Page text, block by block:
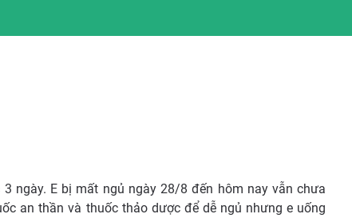
ngày. E bị mất ngủ ngày 28/8 đến hôm nay vẫn chưa
an thần và thuốc thảo dược để dễ ngủ nhưng e uống